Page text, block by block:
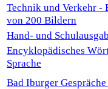
Technik und Verkehr -
von 200 Bildern
Hand- und
Encyklopädisches
Sprache
Bad Iburger